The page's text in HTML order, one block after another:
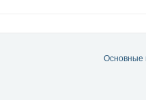
Основные